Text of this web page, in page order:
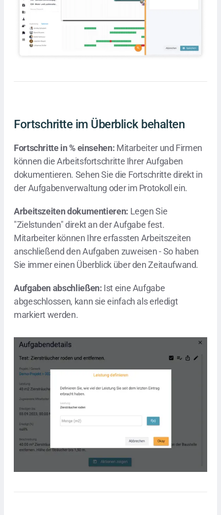
Fortschritte im Überblick behalten
Fortschritte in % einsehen: Mitarbeiter und Firmen
können die Arbeitsfortschritte Ihrer Aufgaben
dokumentieren. Sehen Sie die Fortschritte direkt in
der Aufgabenverwaltung oder im Protokoll ein.
Arbeitszeiten dokumentieren: Legen Sie
"Zielstunden" direkt an der Aufgabe fest.
Mitarbeiter können Ihre erfassten Arbeitszeiten
anschließend den Aufgaben zuweisen - So haben
Sie immer einen Überblick über den Zeitaufwand.
Aufgaben abschließen: Ist eine Aufgabe
abgeschlossen, kann sie einfach als erledigt
markiert werden.